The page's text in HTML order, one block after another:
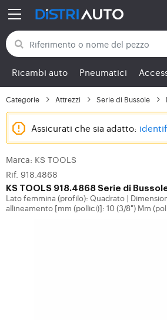
Torna alle categorie
Ricambi auto Pneumatici
Categorie Attrezzi Serie di Bussole
Assicurati che sia adatto:
Marca: KS TOOLS
Rif. 918.4868
KS TOOLS 918.4868 Serie di
Lato femmina (profilo): Quadrato
allineamento [mm (pollici)]: 10 (3/8") Mm